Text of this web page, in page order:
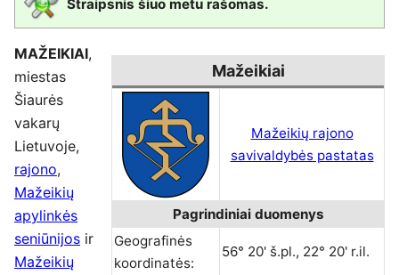
Straipsnis šiuo metu rašomas.
Mažeikiai
Mažeikių rajono
savivaldybės pastatas
Pagrindiniai duomenys
Geografinės
koordinatės:
56° 20' š.pl., 22° 20' r.il.
MAŽEIKIAI,
miestas
Šiaurės
vakarų
Lietuvoje,
rajono,
Mažeikių
apylinkės
seniūnijos ir
Mažeikių